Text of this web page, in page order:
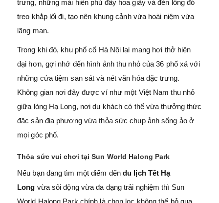
trưng, những mái hiên phủ đầy hoa giấy và đèn lồng đỏ
treo khắp lối đi, tạo nên khung cảnh vừa hoài niệm vừa
lãng mạn.
Trong khi đó, khu phố cổ Hà Nội lại mang hơi thở hiện
đại hơn, gợi nhớ đến hình ảnh thu nhỏ của 36 phố xá với
những cửa tiệm san sát và nét văn hóa đặc trưng.
Không gian nơi đây được ví như một Việt Nam thu nhỏ
giữa lòng Hạ Long, nơi du khách có thể vừa thưởng thức
đặc sản địa phương vừa thỏa sức chụp ảnh sống ảo ở
mọi góc phố.
Thỏa sức vui chơi tại Sun World Halong Park
Nếu bạn đang tìm một điểm đến du lịch Tết Hạ
Long vừa sôi động vừa đa dạng trải nghiệm thì Sun
World Halong Park chính là chọn lọc không thể bỏ qua.